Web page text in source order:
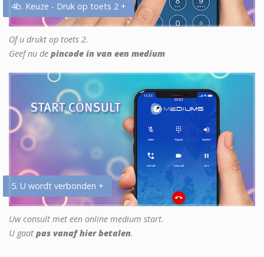
4b. Keuze - Druk op toets 2 +
Of u drukt op toets 2.
Geef nu de pincode in van een medium
5. U wordt verbonden +
Uw consult met een online medium start.
U gaat pas vanaf hier betalen.